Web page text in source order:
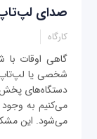
صدای
کارگاه
گاهی اوقات با
شخصی یا
دستگاه‌های پخش
می‌کنیم به
می‌شود. این